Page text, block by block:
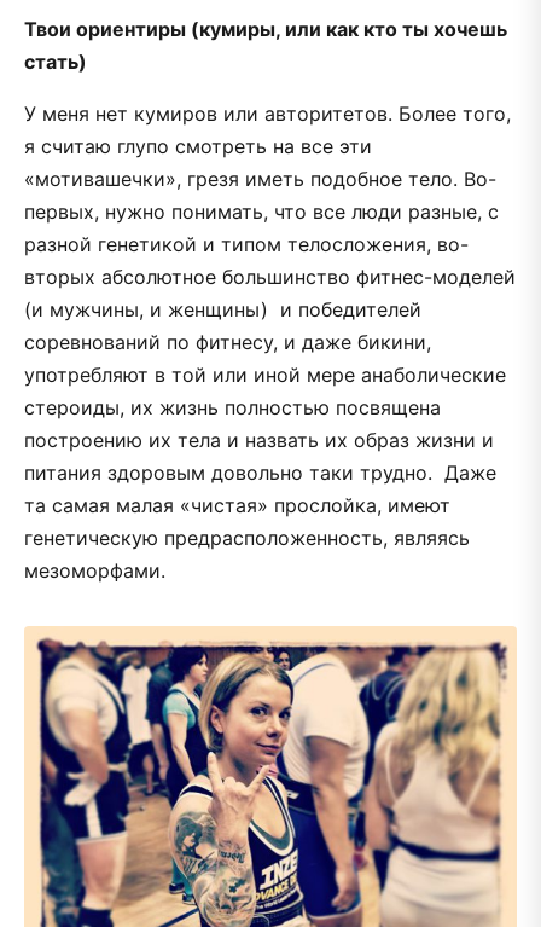
Твои ориентиры (кумиры, или как кто ты хочешь
стать)
У меня нет кумиров или авторитетов. Более того,
я считаю глупо смотреть на все эти
«мотивашечки», грезя иметь подобное тело. Во-
первых, нужно понимать, что все люди разные, с
разной генетикой и типом телосложения, во-
вторых абсолютное большинство фитнес-моделей
(и мужчины, и женщины) и победителей
соревнований по фитнесу, и даже бикини,
употребляют в той или иной мере анаболические
стероиды, их жизнь полностью посвящена
построению их тела и назвать их образ жизни и
питания здоровым довольно таки трудно. Даже
та самая малая «чистая» прослойка, имеют
генетическую предрасположенность, являясь
мезоморфами.